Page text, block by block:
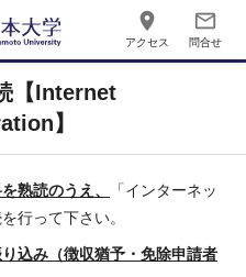
place
アクセス
mail_outline
問合せ
【Internet
】
熟読のうえ、
「インターネッ
行って下さい。
り込み（徴収猶予・免除申請者